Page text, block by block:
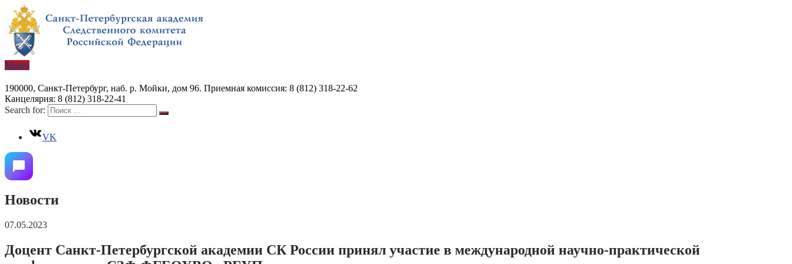
Меню
190000, Санкт-Петербург, наб. р. Мойки, дом 96. Приемная комиссия: 8 (812) 318-22-62
Канцелярия: 8 (812) 318-22-41
Search for:
VK
Новости
07.05.2023
Доцент Санкт-Петербургской академии СК России принял участие в международной научно-практической